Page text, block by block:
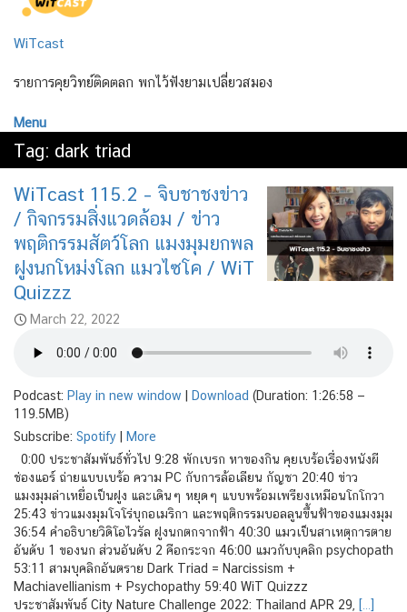
WiTcast
รายการคุยวิทย์ติดตลก พกไว้ฟังยามเปลี่ยวสมอง
Menu
Tag: dark triad
WiTcast 115.2 – จิบชาชงข่าว
/ กิจกรรมสิ่งแวดล้อม / ข่าว
พฤติกรรมสัตว์โลก แมงมุมยกพล
ฝูงนกโหม่งโลก แมวไซโค / WiT
Quizzz
March 22, 2022
Podcast: Play in new window | Download (Duration: 1:26:58 —
119.5MB)
Subscribe: Spotify | More
0:00 ประชาสัมพันธ์ทั่วไป 9:28 พักเบรก หาของกิน คุยเบร้อเรื่องหนังผี
ช่องแอร์ ถ่ายแบบเบร้อ ความ PC กับการล้อเลียน กัญชา 20:40 ข่าว
แมงมุมล่าเหยื่อเป็นฝูง และเดินๆ หยุดๆ แบบพร้อมเพรียงเหมือนโกโกวา
25:43 ข่าวแมงมุมโจโร่บุกอเมริกา และพฤติกรรมบอลลูนขึ้นฟ้าของแมงมุม
36:54 คำอธิบายวิดิโอไวรัล ฝูงนกตกจากฟ้า 40:30 แมวเป็นสาเหตุการตาย
อันดับ 1 ของนก ส่วนอันดับ 2 คือกระจก 46:00 แมวกับบุคลิก psychopath
53:11 สามบุคลิกอันตราย Dark Triad = Narcissism +
Machiavellianism + Psychopathy 59:40 WiT Quizzz
ประชาสัมพันธ์ City Nature Challenge 2022: Thailand APR 29,
[…]